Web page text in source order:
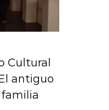
Cultural
antiguo